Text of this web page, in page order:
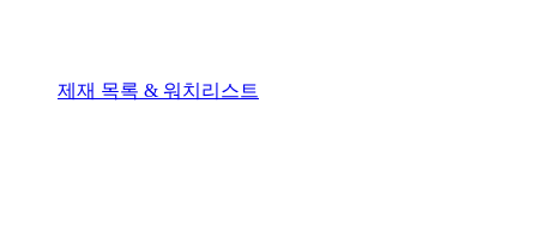
제재 목록 & 워치리스트